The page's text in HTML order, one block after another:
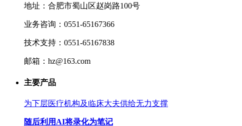
地址：合肥市蜀山区赵岗路100号
业务咨询：0551-65167366
技术支持：0551-65167838
邮箱：hz@163.com
主要产品
为下层医疗机构及临床大夫供给无力支撑
随后利用AI将录化为笔记